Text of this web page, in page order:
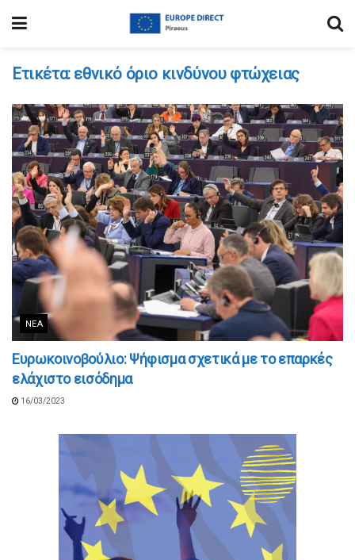
Ετικέτα: εθνικό όριο κινδύνου φτώχειας
ΝΈΑ
Ευρωκοινοβούλιο: Ψήφισμα σχετικά με το επαρκές
ελάχιστο εισόδημα
16/03/2023